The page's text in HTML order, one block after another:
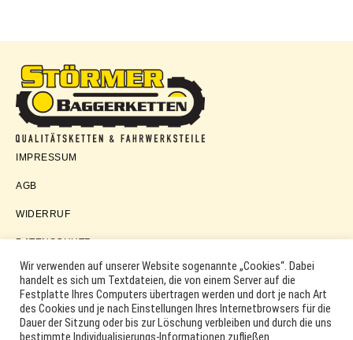
Störmer
IMPRESSUM
AGB
WIDERRUF
DATENSCHUTZ
COPYRIGHT © 2026 ·WORDPRESS·LOG IN
MARKEN, ERSATZTEILNUMMERN, PRODUKTNAMEN SOWIE
PRODUKTABBILDUNGEN UND LOGOS WERDEN NUR ZUR
Wir verwenden auf unserer Website sogenannte „Cookies“. Dabei
handelt es sich um Textdateien, die von einem Server auf die
Festplatte Ihres Computers übertragen werden und dort je nach Art
des Cookies und je nach Einstellungen Ihres Internetbrowsers für die
Dauer der Sitzung oder bis zur Löschung verbleiben und durch die uns
bestimmte Individualisierungs-Informationen zufließen.